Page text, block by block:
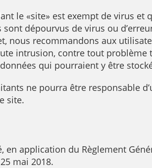
le «site» est exempt de virus
dépourvus de virus ou
nous recommandons aux
intrusion, contre tout
qui pourraient y être
ne pourra être responsable
site.
application du Règlement
mai 2018.